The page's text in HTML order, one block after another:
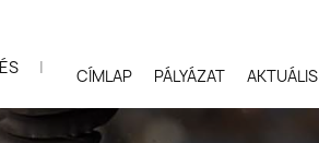
CÍMLAP PÁLYÁZAT AKTUÁLIS
|